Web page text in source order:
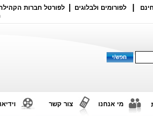
לפורומים ולבלוגים לפורטל חברות
מי אנחנו צור קשר וידיאו